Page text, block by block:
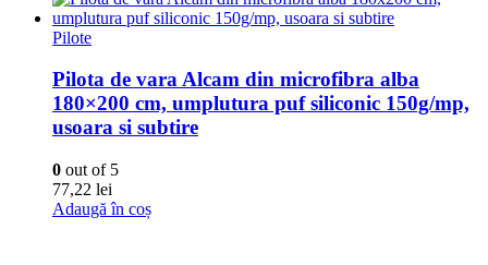
Pilote
Pilota de vara Alcam din microfibra alba
180×200 cm, umplutura puf siliconic 150g/mp,
usoara si subtire
0 out of 5
77,22 lei
Adaugă în coș